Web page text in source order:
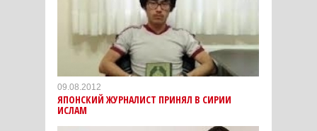
09.08.2012
ЯПОНСКИЙ ЖУРНАЛИСТ ПРИНЯЛ В СИРИИ
ИСЛАМ